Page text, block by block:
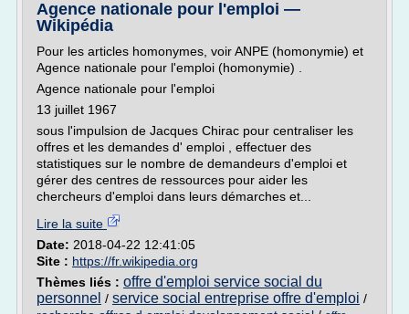
Agence nationale pour l'emploi —
Wikipédia
Pour les articles homonymes, voir ANPE (homonymie) et
Agence nationale pour l'emploi (homonymie) .
Agence nationale pour l'emploi
13 juillet 1967
sous l'impulsion de Jacques Chirac pour centraliser les
offres et les demandes d' emploi , effectuer des
statistiques sur le nombre de demandeurs d'emploi et
gérer des centres de ressources pour aider les
chercheurs d'emploi dans leurs démarches et...
Lire la suite
Date: 2018-04-22 12:41:05
Site : https://fr.wikipedia.org
Thèmes liés : offre d'emploi service social du
personnel / service social entreprise offre d'emploi /